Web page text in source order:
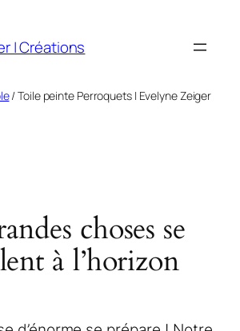
| Créations
/ Toile peinte Perroquets | Evelyne Zeiger
choses se
à l’horizon